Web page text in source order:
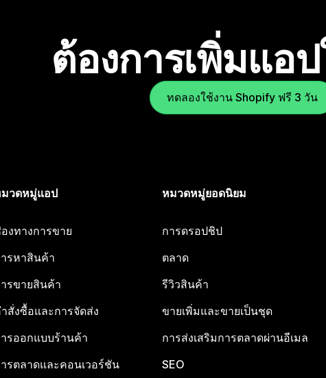
ต้องการเพิ่มแอ
ทดลองใช้งาน Shopify ฟรี 3 วัน
วดหมู่แอป
งทางการขาย
รหาสินค้า
รขายสินค้า
สั่งซื้อและการจัดส่ง
รออกแบบร้านค้า
รตลาดและคอนเวอร์ชัน
หมวดหมู่ยอดนิยม
การดรอปชิป
ตลาด
รีวิวสินค้า
ขายเพิ่มและขายเป็นชุด
การส่งเสริมการตลาดผ่านอีเมล
SEO